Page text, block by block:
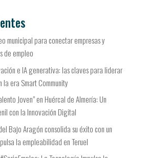
municipal para conectar empresas y
de empleo
e IA generativa: las claves para liderar
era Smart Community
Joven” en Huércal de Almería: Un
con la Innovación Digital
Bajo Aragón consolida su éxito con un
la empleabilidad en Teruel